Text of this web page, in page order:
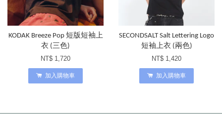
KODAK Breeze Pop 短版短袖上
衣 (三色)
NT$ 1,720
加入購物車
SECONDSALT Salt Lettering Logo
短袖上衣 (兩色)
NT$ 1,420
加入購物車